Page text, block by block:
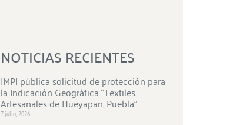
NOTICIAS RECIENTES
IMPI pública solicitud de protección para
la Indicación Geográfica “Textiles
Artesanales de Hueyapan, Puebla”
7 julio, 2026